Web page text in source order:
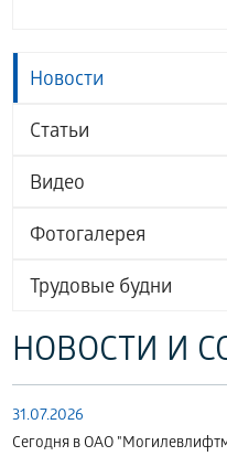
Новости
Статьи
Видео
Фотогалерея
Трудовые будни
НОВОСТИ И
31.07.2026
Сегодня в ОАО